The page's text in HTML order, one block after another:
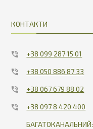
КОНТАКТИ
+38 099 287 15 01
+38 050 886 87 33
+38 067 679 88 02
+38 097 8 420 400
БАГАТОКАНАЛЬНИЙ: